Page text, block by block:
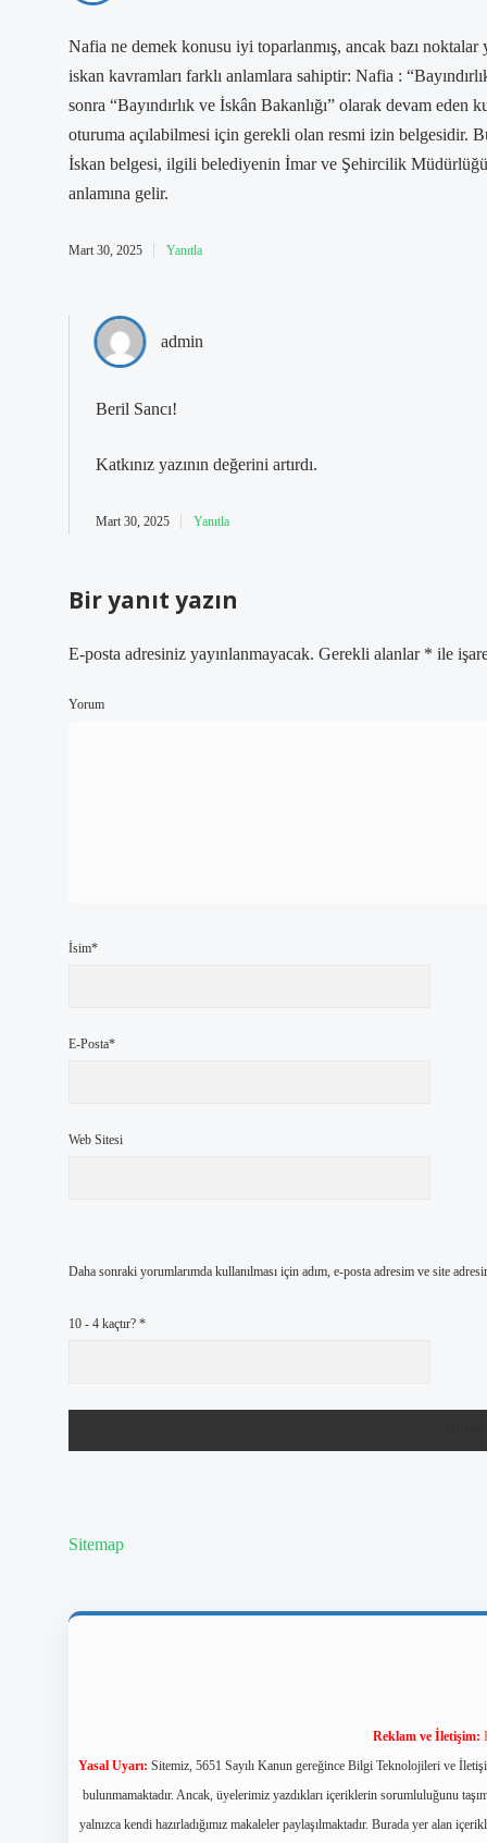
Nafia ne demek konusu iyi toparlanmış, ancak bazı
iskan kavramları farklı anlamlara sahiptir: Nafia :
sonra “Bayındırlık ve İskân Bakanlığı” olarak devam eden
oturuma açılabilmesi için gerekli olan resmi izin belgesidir.
İskan belgesi, ilgili belediyenin İmar ve Şehircilik
anlamına gelir.
Mart 30, 2025 Yanıtla
admin
Beril Sancı!
Katkınız yazının değerini artırdı.
Mart 30, 2025 Yanıtla
Bir yanıt yazın
E-posta adresiniz yayınlanmayacak. Gerekli alanlar * ile
Yorum
İsim*
E-Posta*
Web Sitesi
Daha sonraki yorumlarımda kullanılması için adım, e-posta adresim ve site
10 - 4 kaçtır? *
Sitemap
Reklam ve İletişim:
Yasal Uyarı: Sitemiz, 5651 Sayılı Kanun gereğince Bilgi Teknolojileri ve
bulunmamaktadır. Ancak, üyelerimiz yazdıkları içeriklerin sorumluluğunu
yalnızca kendi hazırladığımız makaleler paylaşılmaktadır. Burada yer alan